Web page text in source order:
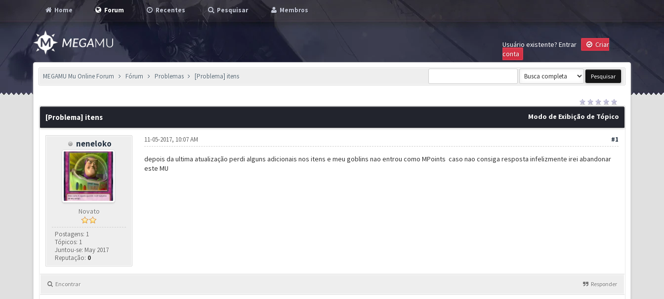
Home Forum Recentes Pesquisar Membros
Usuário existente? Entrar
Criar
conta
MEGAMU Mu Online Forum Fórum Problemas [Problema] itens
Modo de Exibição de Tópico
[Problema] itens
neneloko
Novato
Postagens: 1
Tópicos: 1
Juntou-se: May 2017
Reputação: 0
#1
11-05-2017, 10:07 AM
depois da ultima atualização perdi alguns adicionais nos itens e meu goblins nao entrou como MPoints caso nao consiga resposta infelizmente irei abandonar
este MU
Encontrar Responder